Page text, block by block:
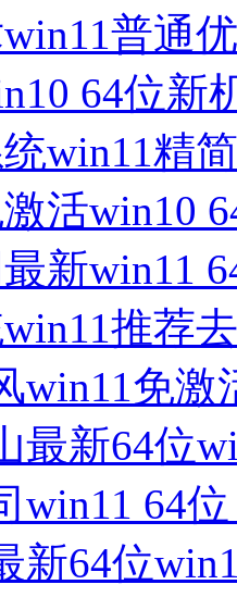
普通
64位
win11精
活win10
新win11
推荐
win11免
最新64位
win11 64
新64位